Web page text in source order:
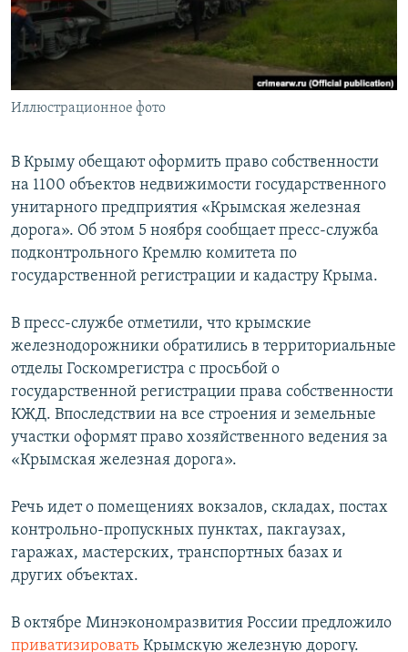
ПОБЕДИТЕЛЕЙ НЕ СУДЯТ?
КРЫМ.НЕПОКОРЕННЫЙ
УКРАИНСКАЯ ПРОБЛЕМА КРЫМА
ПРИСОЕДИНЯЙТЕСЬ!
Иллюстрационное фото
В Крыму обещают оформить право собственности
на 1100 объектов недвижимости государственного
унитарного предприятия «Крымская железная
дорога». Об этом 5 ноября сообщает пресс-служба
подконтрольного Кремлю комитета по
государственной регистрации и кадастру Крыма.
В пресс-службе отметили, что крымские
железнодорожники обратились в территориальные
отделы Госкомрегистра с просьбой о
государственной регистрации права собственности
КЖД. Впоследствии на все строения и земельные
участки оформят право хозяйственного ведения за
«Крымская железная дорога».
Речь идет о помещениях вокзалов, складах, постах
контрольно-пропускных пунктах, пакгаузах,
гаражах, мастерских, транспортных базах и
других объектах.
В октябре Минэкономразвития России предложило
приватизировать Крымскую железную дорогу.